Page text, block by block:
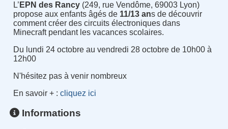
L’ EPN des Rancy(249, rue Vendôme, 69003 Lyon)
propose aux enfants âgés de 11/13 ans de découvrir
comment créer des circuits électroniques dans
Minecraft pendant les vacances scolaires.
Du lundi 24 octobre au vendredi 28 octobre de 10h00 à
12h00
N'hésitez pas à venir nombreux
En savoir + : cliquez ici
Informations